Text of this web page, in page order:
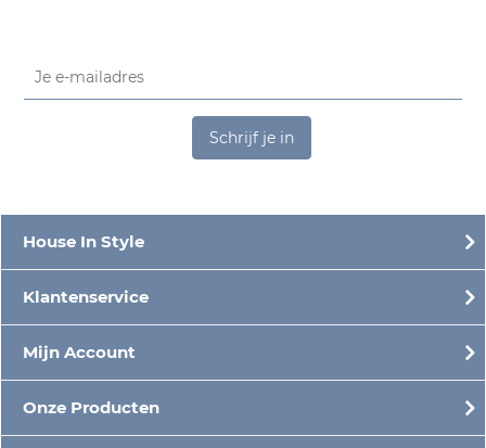
Schrijf je in
House In Style
Klantenservice
Mijn Account
Onze Producten